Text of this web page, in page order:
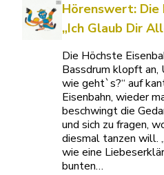
Hörenswert: Die
„Ich Glaub Dir
Die Höchste
Bassdrum klopft an,
wie geht`s?“ auf
Eisenbahn, wieder
beschwingt die
und sich zu fragen,
diesmal tanzen will.
wie eine
bunten…